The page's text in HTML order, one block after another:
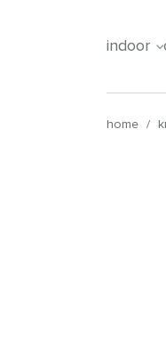
indoor
home /